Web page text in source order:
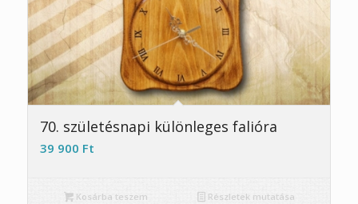
5.00
70. születésnapi különleges falióra
39 900 Ft
Kosárba teszem Részletek mutatása